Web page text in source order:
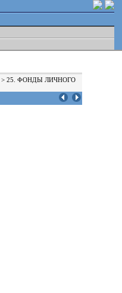
>25. ФОНДЫ ЛИЧНОГО